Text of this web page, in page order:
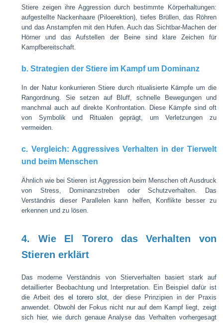
Stiere zeigen ihre Aggression durch bestimmte Körperhaltungen:
aufgestellte Nackenhaare (Piloerektion), tiefes Brüllen, das Röhren
und das Anstampfen mit den Hufen. Auch das Sichtbar-Machen der
Hörner und das Aufstellen der Beine sind klare Zeichen für
Kampfbereitschaft.
b. Strategien der Stiere im Kampf um Dominanz
In der Natur konkurrieren Stiere durch ritualisierte Kämpfe um die
Rangordnung. Sie setzen auf Bluff, schnelle Bewegungen und
manchmal auch auf direkte Konfrontation. Diese Kämpfe sind oft
von Symbolik und Ritualen geprägt, um Verletzungen zu
vermeiden.
c. Vergleich: Aggressives Verhalten in der Tierwelt
und beim Menschen
Ähnlich wie bei Stieren ist Aggression beim Menschen oft Ausdruck
von Stress, Dominanzstreben oder Schutzverhalten. Das
Verständnis dieser Parallelen kann helfen, Konflikte besser zu
erkennen und zu lösen.
4. Wie El Torero das Verhalten von
Stieren erklärt
Das moderne Verständnis von Stierverhalten basiert stark auf
detaillierter Beobachtung und Interpretation. Ein Beispiel dafür ist
die Arbeit des el torero slot, der diese Prinzipien in der Praxis
anwendet. Obwohl der Fokus nicht nur auf dem Kampf liegt, zeigt
sich hier, wie durch genaue Analyse das Verhalten vorhergesagt